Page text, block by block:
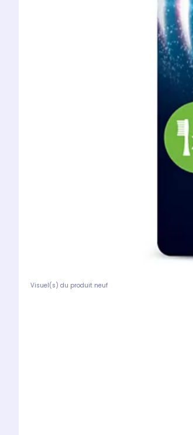
Visuel(s) du produit neuf